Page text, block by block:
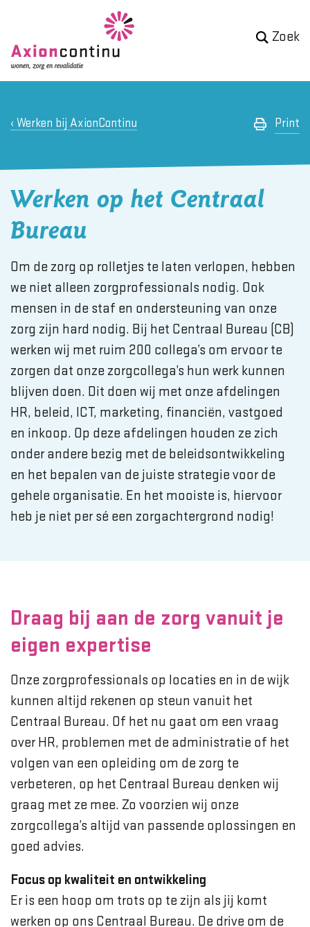
Zoek
Werken bij AxionContinu Print
Werken op het Centraal
Bureau
Om de zorg op rolletjes te laten verlopen, hebben
we niet alleen zorgprofessionals nodig. Ook
mensen in de staf en ondersteuning van onze
zorg zijn hard nodig. Bij het Centraal Bureau (CB)
werken wij met ruim 200 collega’s om ervoor te
zorgen dat onze zorgcollega’s hun werk kunnen
blijven doen. Dit doen wij met onze afdelingen
HR, beleid, ICT, marketing, financiën, vastgoed
en inkoop. Op deze afdelingen houden ze zich
onder andere bezig met de beleidsontwikkeling
en het bepalen van de juiste strategie voor de
gehele organisatie. En het mooiste is, hiervoor
heb je niet per sé een zorgachtergrond nodig!
Draag bij aan de zorg vanuit je
eigen expertise
Onze zorgprofessionals op locaties en in de wijk
kunnen altijd rekenen op steun vanuit het
Centraal Bureau. Of het nu gaat om een vraag
over HR, problemen met de administratie of het
volgen van een opleiding om de zorg te
verbeteren, op het Centraal Bureau denken wij
graag met ze mee. Zo voorzien wij onze
zorgcollega’s altijd van passende oplossingen en
goed advies.
Focus op kwaliteit en ontwikkeling
Er is een hoop om trots op te zijn als jij komt
werken op ons Centraal Bureau. De drive om de